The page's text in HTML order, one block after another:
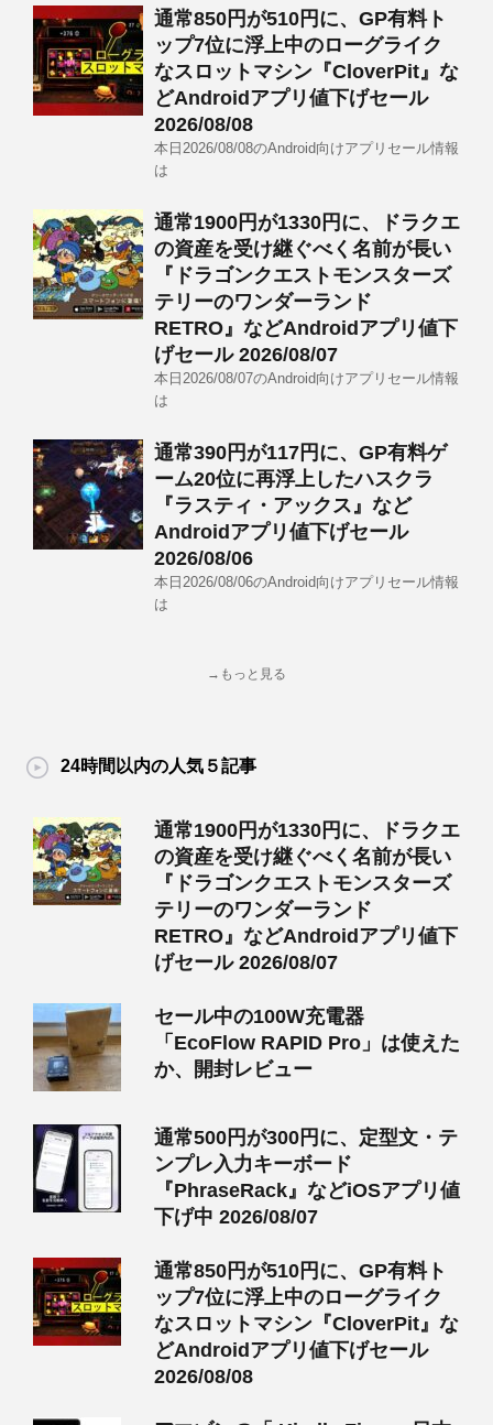
通常850円が510円に、GP有料ト
ップ7位に浮上中のローグライク
なスロットマシン『CloverPit』な
どAndroidアプリ値下げセール
2026/08/08
本日2026/08/08のAndroid向けアプリセール情報
は
通常1900円が1330円に、ドラクエ
の資産を受け継ぐべく名前が長い
『ドラゴンクエストモンスターズ
テリーのワンダーランド
RETRO』などAndroidアプリ値下
げセール 2026/08/07
本日2026/08/07のAndroid向けアプリセール情報
は
通常390円が117円に、GP有料ゲ
ーム20位に再浮上したハスクラ
『ラスティ・アックス』など
Androidアプリ値下げセール
2026/08/06
本日2026/08/06のAndroid向けアプリセール情報
は
→もっと見る
24時間以内の人気５記事
通常1900円が1330円に、ドラクエ
の資産を受け継ぐべく名前が長い
『ドラゴンクエストモンスターズ
テリーのワンダーランド
RETRO』などAndroidアプリ値下
げセール 2026/08/07
セール中の100W充電器
「EcoFlow RAPID Pro」は使えた
か、開封レビュー
通常500円が300円に、定型文・テ
ンプレ入力キーボード
『PhraseRack』などiOSアプリ値
下げ中 2026/08/07
通常850円が510円に、GP有料ト
ップ7位に浮上中のローグライク
なスロットマシン『CloverPit』な
どAndroidアプリ値下げセール
2026/08/08